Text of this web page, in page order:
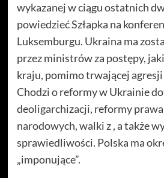
wykazanej w ciągu ostatnich
powiedzieć Szłapka na
Luksemburgu. Ukraina ma
przez ministrów za postępy,
kraju, pomimo trwającej
Chodzi o reformy w Ukrainie
deoligarchizacji, reformy
narodowych, walki z , a także
sprawiedliwości. Polska ma
„imponujące”.